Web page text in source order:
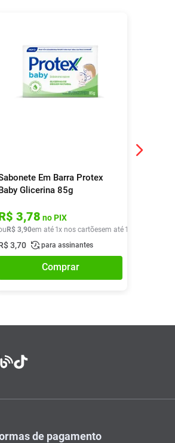
R$ 4, 90
Em Barra Protex
Glicerina 85g
3,78 no PIX
R$ 3,90em até 1x nos cartõesem até 1
3,70 para assinantes
Comprar
de pagamento